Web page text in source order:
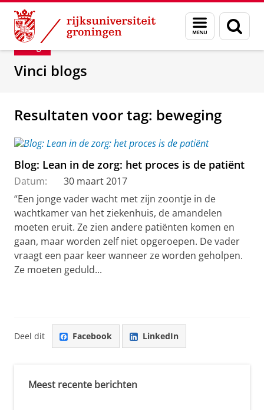
Skip
Content
Skip
Navigation
Menu
en
zoeken
Department of Innovation Management &
Blog
Vinci blogs
Resultaten voor tag: beweging
Blog: Lean in de zorg: het proces is de patiënt
Datum:
30 maart 2017
“Een jonge vader wacht met zijn zoontje in de
wachtkamer van het ziekenhuis, de amandelen
moeten eruit. Ze zien andere patiënten komen en
gaan, maar worden zelf niet opgeroepen. De vader
vraagt een paar keer wanneer ze worden geholpen.
Ze moeten geduld...
Deel dit Facebook LinkedIn
Meest recente berichten